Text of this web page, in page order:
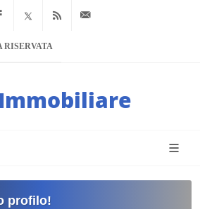
Facebook
x.com Feed RSS
RISERVATA
Immobiliare
profilo!